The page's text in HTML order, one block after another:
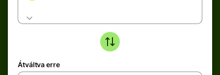
Átváltva erre